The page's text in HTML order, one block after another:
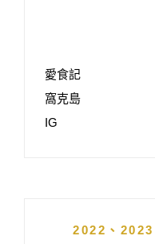
愛食記
窩克島
IG
2022、2023